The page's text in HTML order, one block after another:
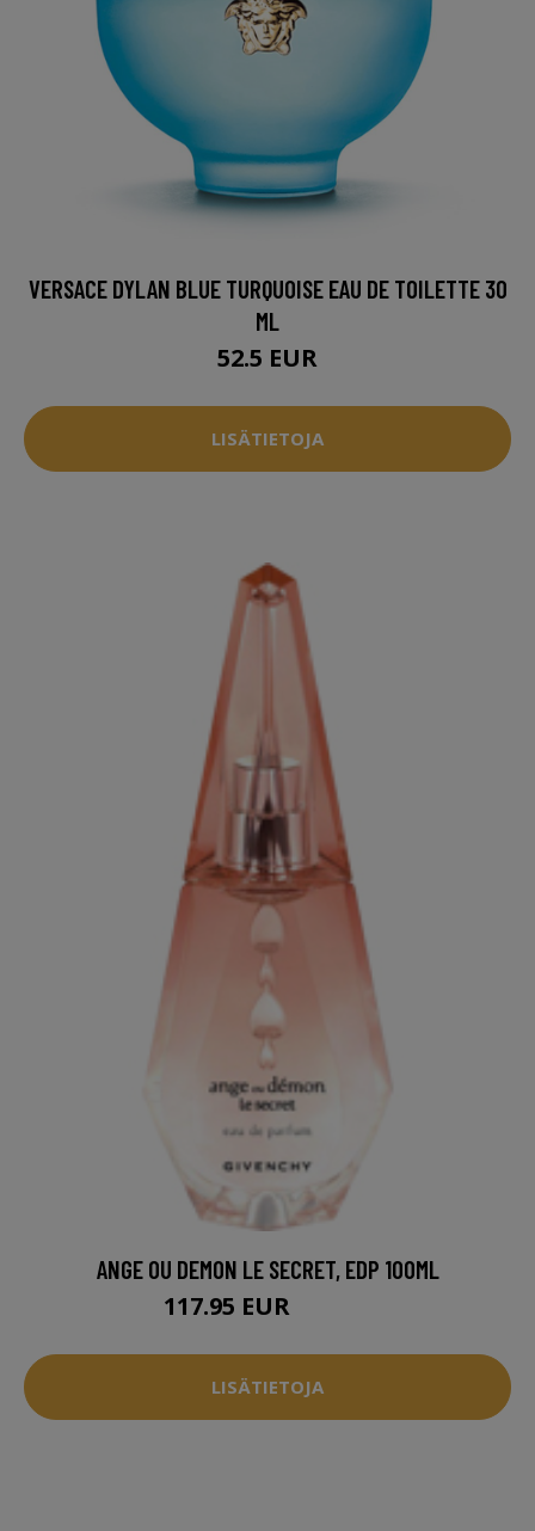
VERSACE DYLAN BLUE TURQUOISE EAU DE TOILETTE 30
ML
52.5 EUR
LISÄTIETOJA
ANGE OU DEMON LE SECRET, EDP 100ML
117.95 EUR
LISÄTIETOJA